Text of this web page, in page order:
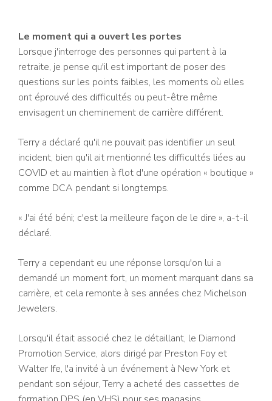
Le moment qui a ouvert les portes
Lorsque j'interroge des personnes qui partent à la
retraite, je pense qu'il est important de poser des
questions sur les points faibles, les moments où elles
ont éprouvé des difficultés ou peut-être même
envisagent un cheminement de carrière différent.
Terry a déclaré qu'il ne pouvait pas identifier un seul
incident, bien qu'il ait mentionné les difficultés liées au
COVID et au maintien à flot d'une opération « boutique »
comme DCA pendant si longtemps.
« J'ai été béni; c'est la meilleure façon de le dire », a-t-il
déclaré.
Terry a cependant eu une réponse lorsqu'on lui a
demandé un moment fort, un moment marquant dans sa
carrière, et cela remonte à ses années chez Michelson
Jewelers.
Lorsqu'il était associé chez le détaillant, le Diamond
Promotion Service, alors dirigé par Preston Foy et
Walter Ife, l'a invité à un événement à New York et
pendant son séjour, Terry a acheté des cassettes de